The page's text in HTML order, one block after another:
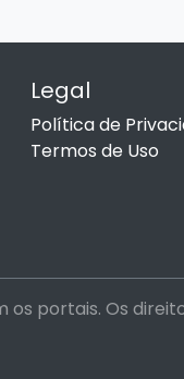
Legal
Política de
Termos de Uso
portais. Os